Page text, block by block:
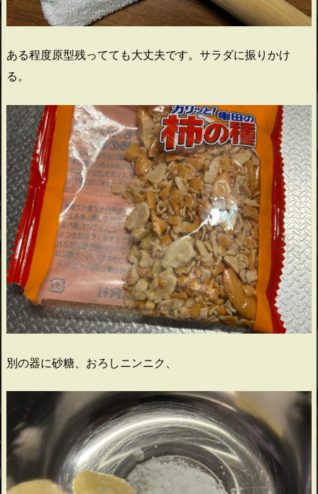
ある程度原型残ってても大丈夫です。サラダに振りかけ
る。
別の器に砂糖、おろしニンニク、